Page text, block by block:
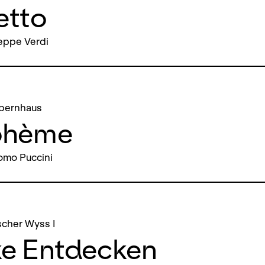
Verdi
Puccini
Wyss I
Entdecken